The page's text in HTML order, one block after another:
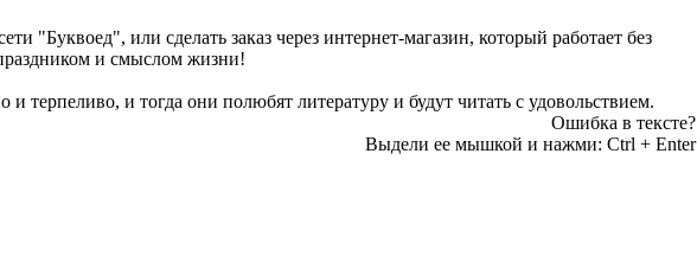
"Буквоед", или сделать заказ через интернет-магазин, который работает без
и смыслом жизни!
терпеливо, и тогда они полюбят литературу и будут читать с удовольствием.
Ошибка в тексте?
Выдели ее мышкой и нажми: Ctrl + Enter